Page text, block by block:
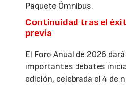
Paquete Ómnibus.
Continuidad tras el
previa
El Foro Anual de 2026
importantes debates
edición, celebrada el 4 de